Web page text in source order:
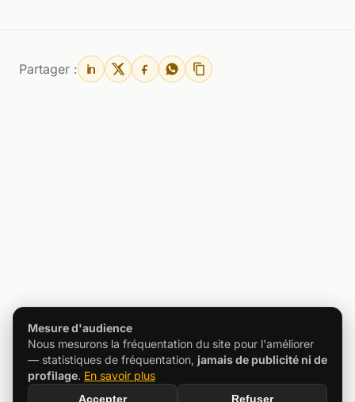
Partager :
Mesure d'audience
Nous mesurons la fréquentation du site pour l'améliorer
— statistiques de fréquentation, jamais de publicité ni de
profilage. En savoir plus
Accepter Refuser